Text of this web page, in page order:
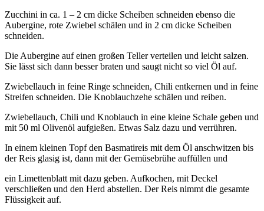
Zucchini in ca. 1 – 2 cm dicke Scheiben schneiden ebenso die
Aubergine, rote Zwiebel schälen und in 2 cm dicke Scheiben
schneiden.
Die Aubergine auf einen großen Teller verteilen und leicht salzen.
Sie lässt sich dann besser braten und saugt nicht so viel Öl auf.
Zwiebellauch in feine Ringe schneiden, Chili entkernen und in feine
Streifen schneiden. Die Knoblauchzehe schälen und reiben.
Zwiebellauch, Chili und Knoblauch in eine kleine Schale geben und
mit 50 ml Olivenöl aufgießen. Etwas Salz dazu und verrühren.
In einem kleinen Topf den Basmatireis mit dem Öl anschwitzen bis
der Reis glasig ist, dann mit der Gemüsebrühe auffüllen und
ein Limettenblatt mit dazu geben. Aufkochen, mit Deckel
verschließen und den Herd abstellen. Der Reis nimmt die gesamte
Flüssigkeit auf.